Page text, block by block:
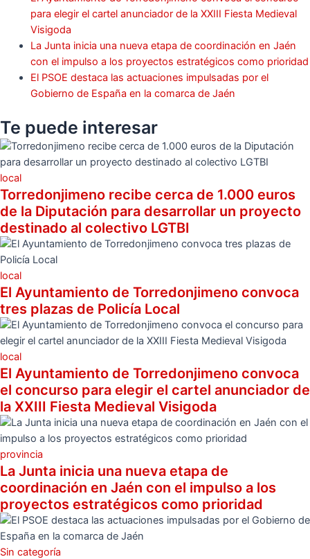
para elegir el cartel anunciador de la XXIII Fiesta Medieval
Visigoda
La Junta inicia una nueva etapa de coordinación en Jaén
con el impulso a los proyectos estratégicos como prioridad
El PSOE destaca las actuaciones impulsadas por el
Gobierno de España en la comarca de Jaén
Te puede interesar
local
Torredonjimeno recibe cerca de 1.000 euros
de la Diputación para desarrollar un proyecto
destinado al colectivo LGTBI
local
El Ayuntamiento de Torredonjimeno convoca
tres plazas de Policía Local
local
El Ayuntamiento de Torredonjimeno convoca
el concurso para elegir el cartel anunciador de
la XXIII Fiesta Medieval Visigoda
provincia
La Junta inicia una nueva etapa de
coordinación en Jaén con el impulso a los
proyectos estratégicos como prioridad
Sin categoría